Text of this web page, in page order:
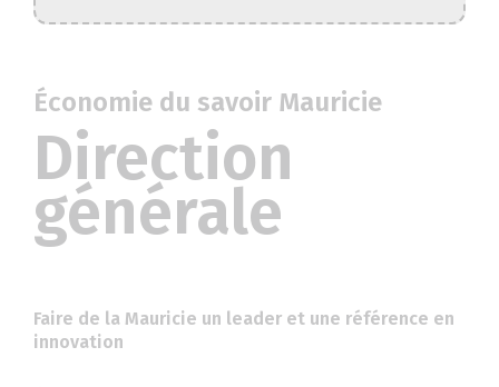
Économie du savoir Mauricie
Direction
générale
Faire de la Mauricie un leader et une référence en
innovation